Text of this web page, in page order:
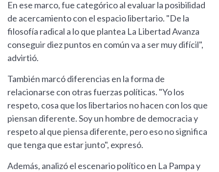
En ese marco, fue categórico al evaluar la posibilidad
de acercamiento con el espacio libertario. "De la
filosofía radical a lo que plantea La Libertad Avanza
conseguir diez puntos en común va a ser muy difícil",
advirtió.
También marcó diferencias en la forma de
relacionarse con otras fuerzas políticas. "Yo los
respeto, cosa que los libertarios no hacen con los que
piensan diferente. Soy un hombre de democracia y
respeto al que piensa diferente, pero eso no significa
que tenga que estar junto", expresó.
Además, analizó el escenario político en La Pampa y